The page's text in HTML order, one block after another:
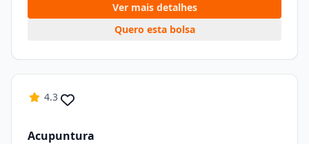
Ver mais detalhes
Quero esta bolsa
4.3
Acupuntura